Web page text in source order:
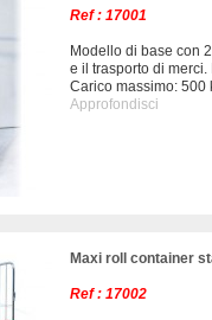
Ref : 17001
Modello di base con
e il trasporto di
Carico massimo: 500
Approfondisci
Maxi roll container
Ref : 17002